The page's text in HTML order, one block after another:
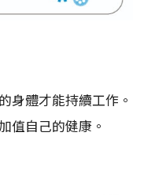
身體才能持續工作。
值自己的健康。